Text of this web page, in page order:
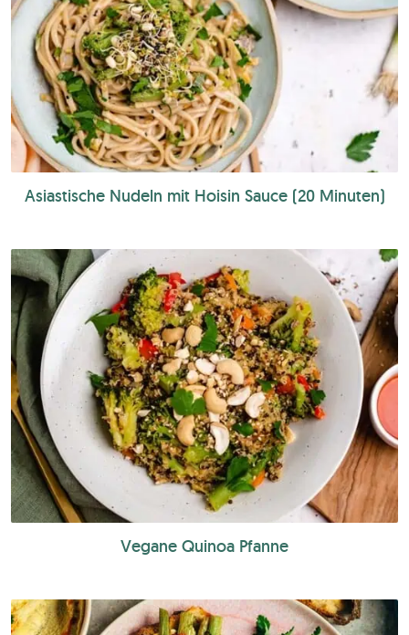
Asiastische Nudeln mit Hoisin Sauce (20 Minuten)
Vegane Quinoa Pfanne